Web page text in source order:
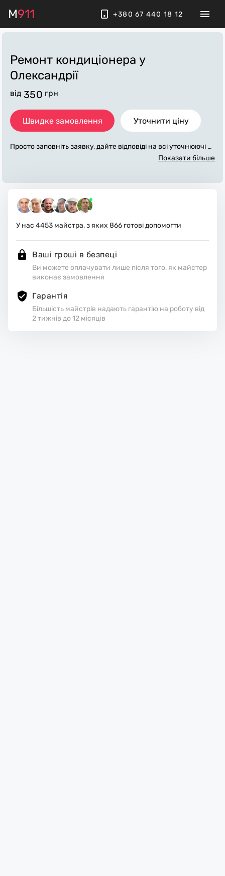
M911 +380 67 440 18 12
Ремонт кондиціонера у
Олександрії
від 350 грн
Швидке замовлення Уточнити ціну
Просто заповніть заявку, дайте відповіді на всі уточнюючі за
питання по «ремонт кондиціонера». Ми зв'яжемося з вами
и. Виконавці стежать за чистотою та прибирають робоче мі
сце.
Показати більше
У нас 4453 майстра, з яких 866 готові допомогти
Ваші гроші в безпеці
Ви можете оплачувати лише після того, як майстер
виконає замовлення
Гарантія
Більшість майстрів надають гарантію на роботу від
2 тижнів до 12 місяців